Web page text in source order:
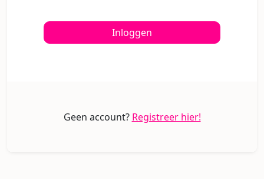
Inloggen
Geen account? Registreer hier!